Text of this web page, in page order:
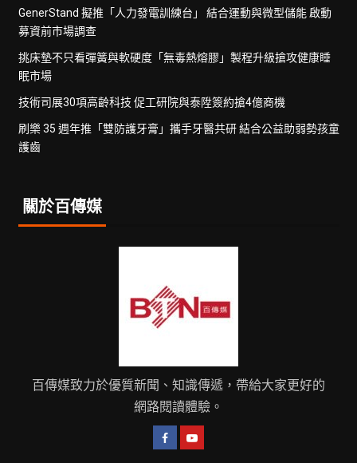
GenerStand 擬推「人力發電訓練台」 結合運動與微型儲能 啟動
募資前市場調查
挑床墊不只看彈簧與軟硬度「無毒熱熔膠」製程升級搶攻健康睡
眠市場
技術司展30項高齡科技 促工研院與泰陞簽約搶4億商機
刷樂 35 週年推「雙防護牙膏」攜手牙醫共研 結合公益助弱勢孩童
護齒
關於百傳媒
百傳媒致力於優質新聞、知識傳遞，帶給大家更好的
網路閱讀體驗。